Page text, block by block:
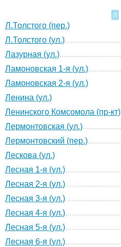
Л
Л.Толстого (пер.)
Л.Толстого (ул.)
Лазурная (ул.)
Ламоновская 1-я (ул.)
Ламоновская 2-я (ул.)
Ленина (ул.)
Ленинского Комсомола (пр-кт)
Лермонтовская (ул.)
Лермонтовский (пер.)
Лескова (ул.)
Лесная 1-я (ул.)
Лесная 2-я (ул.)
Лесная 3-я (ул.)
Лесная 4-я (ул.)
Лесная 5-я (ул.)
Лесная 6-я (ул.)